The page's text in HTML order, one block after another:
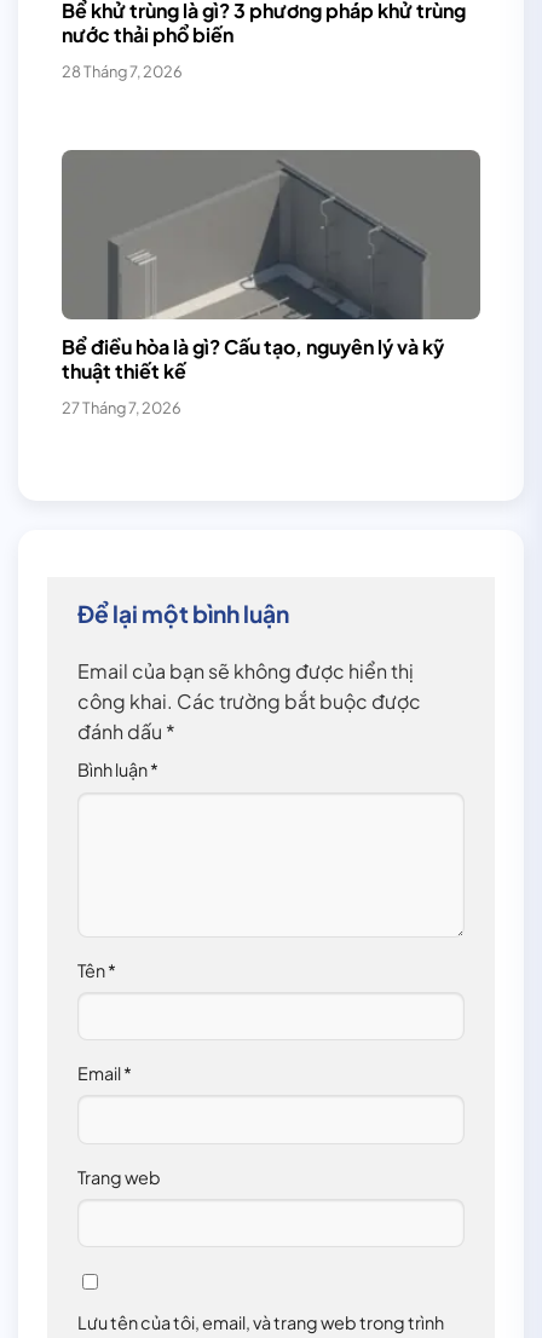
Bể khử trùng là gì? 3 phương pháp khử trùng
nước thải phổ biến
28 Tháng 7, 2026
Bể điều hòa là gì? Cấu tạo, nguyên lý và kỹ
thuật thiết kế
27 Tháng 7, 2026
Để lại một bình luận
Email của bạn sẽ không được hiển thị
công khai. Các trường bắt buộc được
đánh dấu *
Bình luận*
Tên*
Email*
Trang web
Lưu tên của tôi, email, và trang web trong trình